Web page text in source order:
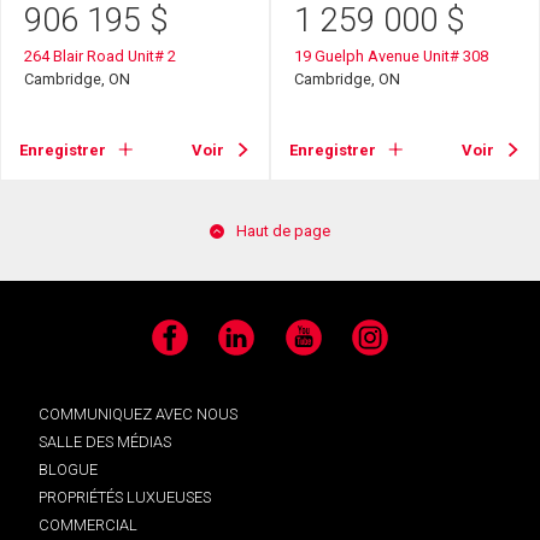
906 195 $
264 Blair Road Unit# 2
Cambridge, ON
Enregistrer Voir
1 259 000 $
19 Guelph Avenue Unit# 308
Cambridge, ON
Enregistrer Voir
Haut de page
Facebook LinkedIn YouTube Instagram
COMMUNIQUEZ AVEC NOUS
SALLE DES MÉDIAS
BLOGUE
PROPRIÉTÉS LUXUEUSES
COMMERCIAL